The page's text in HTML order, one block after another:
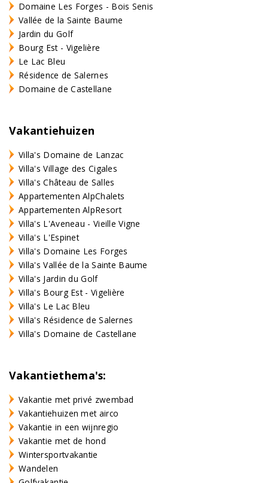
Domaine Les Forges - Bois Senis
Vallée de la Sainte Baume
Jardin du Golf
Bourg Est - Vigelière
Le Lac Bleu
Résidence de Salernes
Domaine de Castellane
Vakantiehuizen
Villa's Domaine de Lanzac
Villa's Village des Cigales
Villa's Château de Salles
Appartementen AlpChalets
Appartementen AlpResort
Villa's L'Aveneau - Vieille Vigne
Villa's L'Espinet
Villa's Domaine Les Forges
Villa's Vallée de la Sainte Baume
Villa's Jardin du Golf
Villa's Bourg Est - Vigelière
Villa's Le Lac Bleu
Villa's Résidence de Salernes
Villa's Domaine de Castellane
Vakantiethema's:
Vakantie met privé zwembad
Vakantiehuizen met airco
Vakantie in een wijnregio
Vakantie met de hond
Wintersportvakantie
Wandelen